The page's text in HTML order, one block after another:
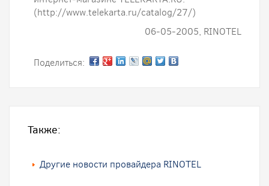
(http://www.telekarta.ru/catalog/27/)
06-05-2005, RINOTEL
Поделиться:
Также:
Другие новости провайдера RINOTEL